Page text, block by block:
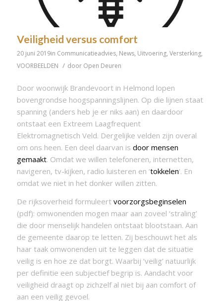
Veiligheid versus comfort
20 juni 2019in Communicatieadvies, News, Uitvoering, Versterking,
VOORBEELDEN / door Open Deuren
Door woonwijk Brandevoort in Helmond lopen
bovengrondse hoogspanningslijnen. Op die lijnen staat
spanning (anders heb je er niks aan) en daardoor
ontstaat een Extreem Laagfrequent
Elektromagnetisch Veld. Dergelijke velden zijn overal
om ons heen. Een deel daarvan is door mensen
gemaakt. Omdat we willen telefoneren, internetten,
navigeren, tv-kijken, radio luisteren en ‘tokkelen‘. En
omdat we niet in het donker willen zitten.
De rijksoverheid formuleert voorzorgsbeginselen
(pdf): omwonenden mogen maar aan zoveel ‘straling’
die door menselijk handelen ontstaat blootstaan. Aan
de gemeente daarop te letten. Zij beschouwt het als
haar taak omwonenden uit te leggen dat de situatie
veilig is en hoe ze dat borgt. Waarbij ‘veilig’ natuurlijk
per definitie een subjectief begrip is. Aandacht voor
veiligheid draagt op zichzelf al niet bij aan comfort of
aan een veilig gevoel.